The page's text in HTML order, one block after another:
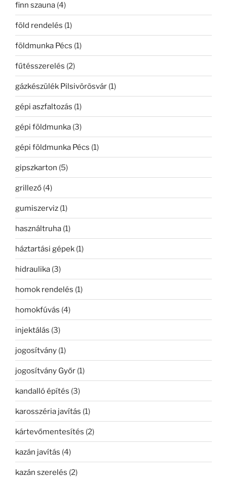
finn szauna (4)
föld rendelés (1)
földmunka Pécs (1)
fűtésszerelés (2)
gázkészülék Pilsivörösvár (1)
gépi aszfaltozás (1)
gépi földmunka (3)
gépi földmunka Pécs (1)
gipszkarton (5)
grillező (4)
gumiszerviz (1)
használtruha (1)
háztartási gépek (1)
hidraulika (3)
homok rendelés (1)
homokfúvás (4)
injektálás (3)
jogosítvány (1)
jogosítvány Győr (1)
kandalló építés (3)
karosszéria javítás (1)
kártevőmentesítés (2)
kazán javítás (4)
kazán szerelés (2)